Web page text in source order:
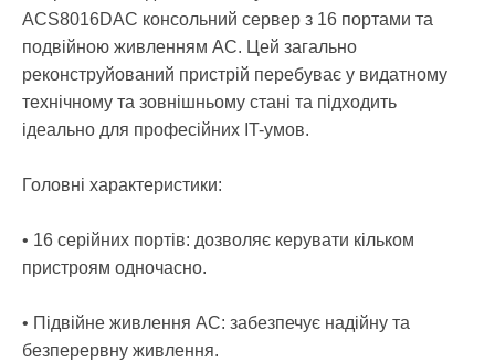
ACS8016DAC консольний сервер з 16 портами та
подвійною живленням AC. Цей загально
реконструйований пристрій перебуває у видатному
технічному та зовнішньому стані та підходить
ідеально для професійних IT-умов.
Головні характеристики:
• 16 серійних портів: дозволяє керувати кільком
пристроям одночасно.
• Підвійне живлення AC: забезпечує надійну та
безперервну живлення.